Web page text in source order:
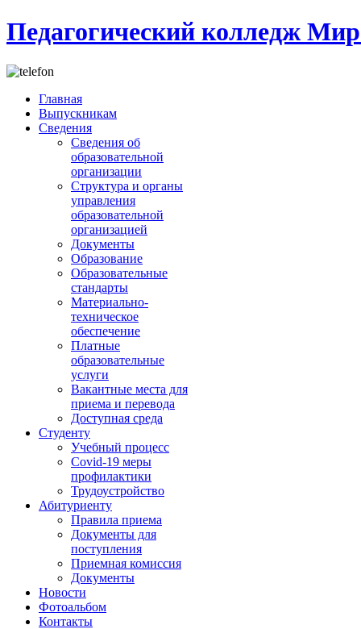
Педагогический колледж
Главная
Выпускникам
Сведения
Сведения об
образовательной
организации
Структура и органы
управления
образовательной
организацией
Документы
Образование
Образовательные
стандарты
Материально-
техническое
обеспечение
Платные
образовательные
услуги
Вакантные места для
приема и перевода
Доступная среда
Студенту
Учебный процесс
Covid-19 меры
профилактики
Трудоустройство
Абитуриенту
Правила приема
Документы для
поступления
Приемная комиссия
Документы
Новости
Фотоальбом
Контакты